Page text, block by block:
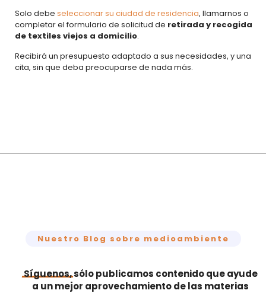
Solo debe seleccionar su ciudad de residencia, llamarnos o
completar el formulario de solicitud de retirada y recogida
de textiles viejos a domicilio.
Recibirá un presupuesto adaptado a sus necesidades, y una
cita, sin que deba preocuparse de nada más.
Nuestro Blog sobre medioambiente
Síguenos,sólo publicamos contenido que ayude
a un mejor aprovechamiento de las materias